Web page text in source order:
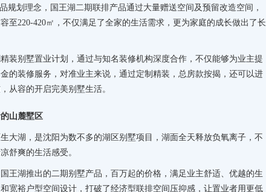
规划理念，国王湖二期联排产品通过大量赠送空间及预留改造空间，
至220-420㎡，不仅满足了全家的生活需求，更为家庭的成长做出了长
装别墅置业计划，通过与知名装修机构深度合作，不仅能够为业主提
的装修服务，对准业主来说，通过定制精装，总房款按揭，还可以进
从容的开启完美别墅生活。
山麓墅区
大湖，是沈阳为数不多的湖区别墅项目，湖面全天释放负氧离子，不
舒爽的生活感受。
王湖推出的二期别墅产品，百万起的价格，满足业主舒适、优越的生
宽裕户型空间设计，打破了经济型联排空间压抑感，让置业者用更低